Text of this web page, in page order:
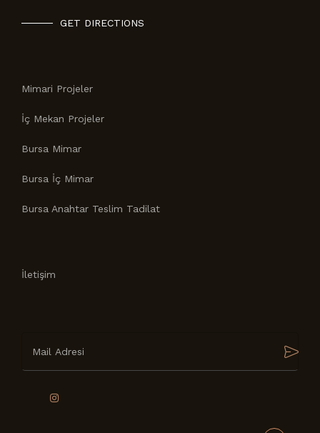
GET DIRECTIONS
Mimari Projeler
İç Mekan Projeler
Bursa Mimar
Bursa İç Mimar
Bursa Anahtar Teslim Tadilat
İletişim